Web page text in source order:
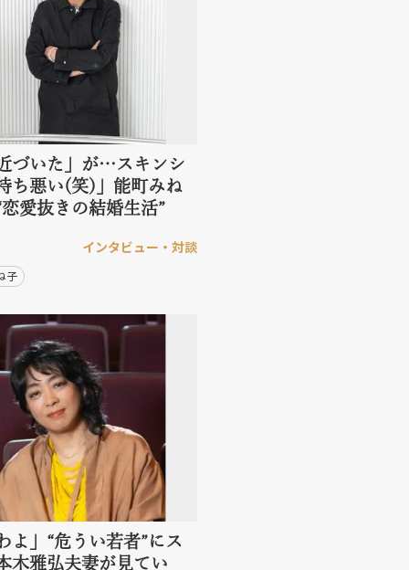
づいた」が…スキンシ
ち悪い(笑)」能町みね
愛抜きの結婚生活”
インタビュー・対談
子
よ」“危うい若者”にス
木雅弘夫妻が見てい